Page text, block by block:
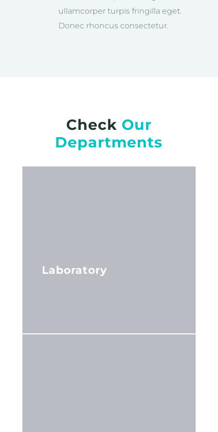
ullamcorper turpis fringilla eget.
Donec rhoncus consectetur.
Check Our
Departments
Laboratory